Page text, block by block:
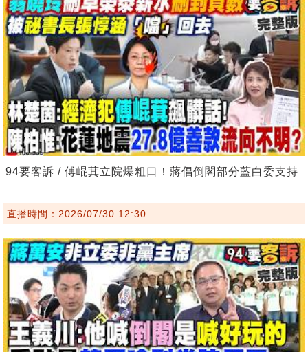
94要客訴 / 傅崐萁立院爆粗口！蔣倡倒閣部分藍白委支持
直播時間：2026/07/30 12:30